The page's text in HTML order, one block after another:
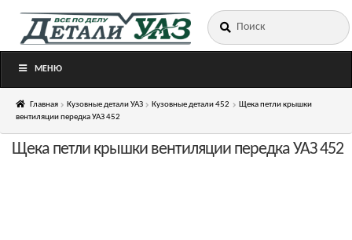
Перейти
Перейти
Искать:
МЕНЮ
Главная Кузовные детали УАЗ Кузовные детали 452
Щека петли крышки
вентиляции передка УАЗ 452
Щека петли крышки вентиляции передка УАЗ 452